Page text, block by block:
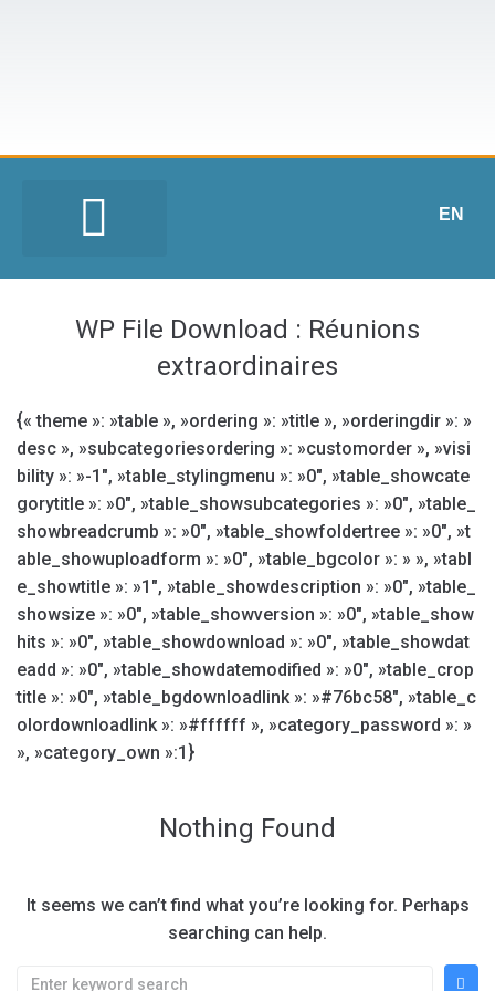
EN
WP File Download : Réunions
extraordinaires
{« theme »: »table », »ordering »: »title », »orderingdir »: »
desc », »subcategoriesordering »: »customorder », »visi
bility »: »-1″, »table_stylingmenu »: »0″, »table_showcate
gorytitle »: »0″, »table_showsubcategories »: »0″, »table_
showbreadcrumb »: »0″, »table_showfoldertree »: »0″, »t
able_showuploadform »: »0″, »table_bgcolor »: » », »tabl
e_showtitle »: »1″, »table_showdescription »: »0″, »table_
showsize »: »0″, »table_showversion »: »0″, »table_show
hits »: »0″, »table_showdownload »: »0″, »table_showdat
eadd »: »0″, »table_showdatemodified »: »0″, »table_crop
title »: »0″, »table_bgdownloadlink »: »#76bc58″, »table_c
olordownloadlink »: »#ffffff », »category_password »: »
», »category_own »:1}
Nothing Found
It seems we can’t find what you’re looking for. Perhaps
searching can help.